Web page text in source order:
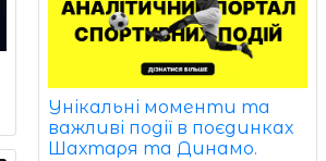
Унікальні моменти та
важливі події в поєдинках
Шахтаря та Динамо.